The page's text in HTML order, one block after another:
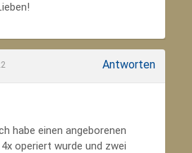
Antworten
habe einen angeborenen
operiert wurde und zwei